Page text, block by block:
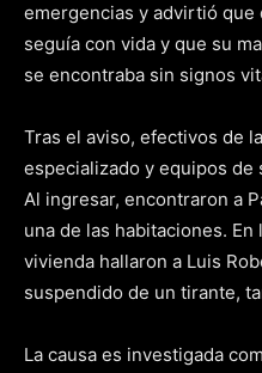
emergencias y advirtió que
seguía con vida y que su
se encontraba sin signos
Tras el aviso, efectivos de
especializado y equipos de
Al ingresar, encontraron a
una de las habitaciones.
vivienda hallaron a Luis
suspendido de un tirante,
La causa es investigada